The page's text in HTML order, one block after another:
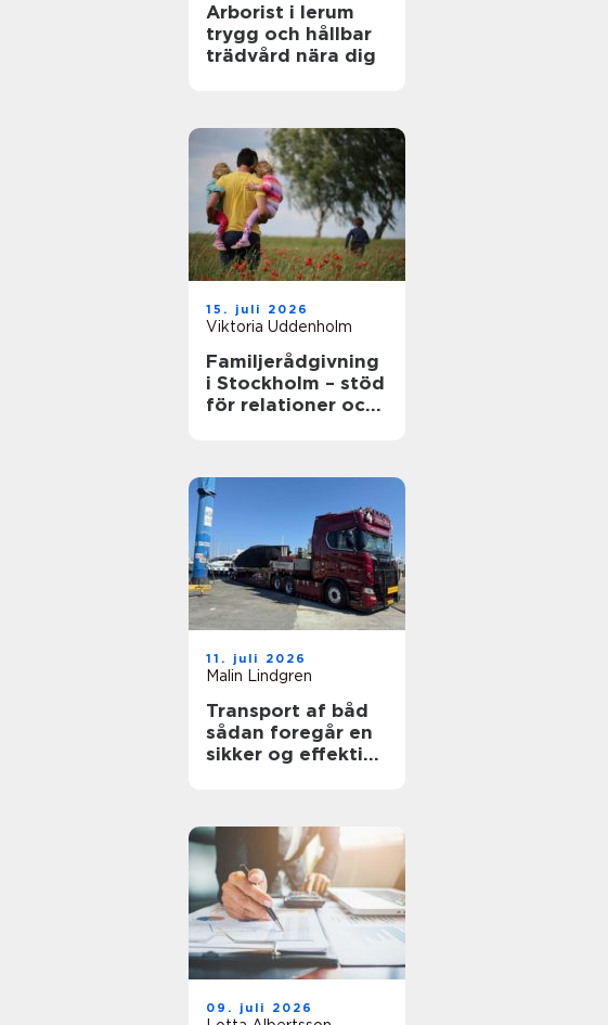
Arborist i lerum
trygg och hållbar
trädvård nära dig
15. juli 2026
Viktoria Uddenholm
Familjerådgivning
i Stockholm – stöd
för relationer och
11. juli 2026
Malin Lindgren
Transport af båd
sådan foregår en
sikker og effektiv
09. juli 2026